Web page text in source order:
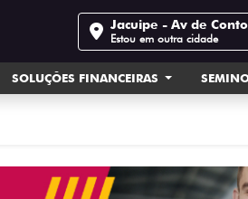
Jacuipe - Av de
Estou em outra cidade
SOLUÇÕES FINANCEIRAS